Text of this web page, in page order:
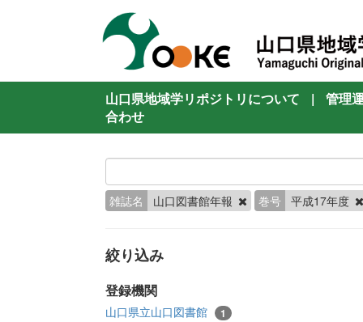
山口県地域学リポジトリについて |
管理
合わせ
雑誌名 山口図書館年報 巻号 平成17年度
絞り込み
登録機関
山口県立山口図書館 1